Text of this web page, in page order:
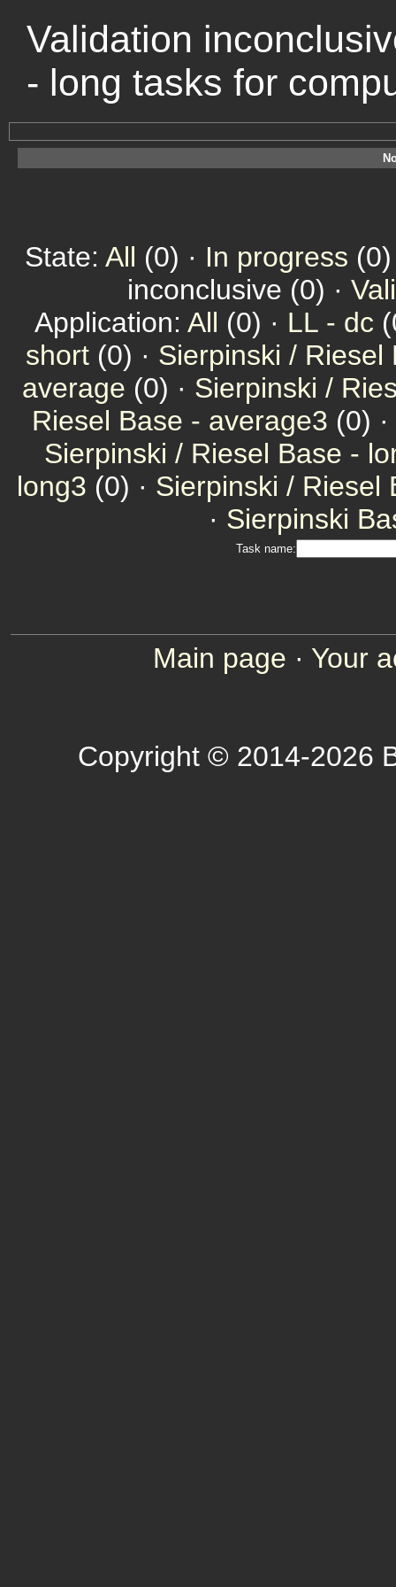
Validation
- long tasks for
State: All (0) · In progress
inconclusive (0) ·
Application: All (0) · LL - dc
short (0) · Sierpinski / Riesel
average (0) · Sierpinski /
Riesel Base - average3 (0)
Sierpinski / Riesel Base -
long3 (0) · Sierpinski / Riesel
· Sierpinski
Task name:
Main page · Your
Copyright © 2014-2026